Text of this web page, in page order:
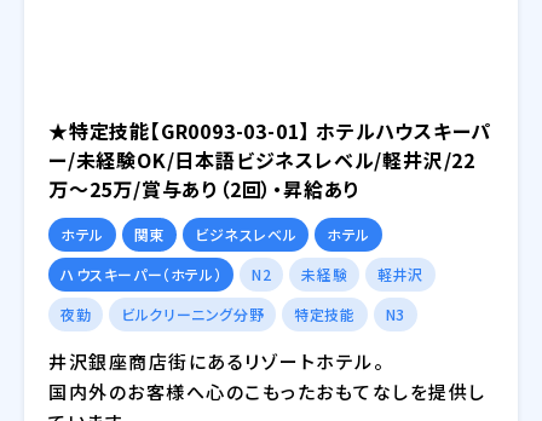
★特定技能【GR0093-03-01】 ホテルハウスキーパ
ー/未経験OK/日本語ビジネスレベル/軽井沢/22
万～25万/賞与あり（2回）・昇給あり
ホテル 関東 ビジネスレベル
ホテル
ハウスキーパー（ホテル）
N2 未経験
軽井沢
夜勤
ビルクリーニング分野 特定技能 N3
井沢銀座商店街にあるリゾートホテル。
国内外のお客様へ心のこもったおもてなしを提供し